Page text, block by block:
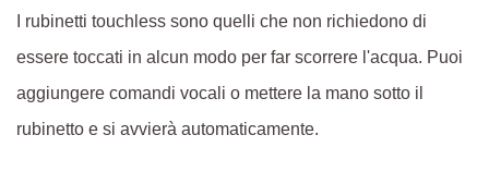
I rubinetti touchless sono quelli che non richiedono di
essere toccati in alcun modo per far scorrere l'acqua. Puoi
aggiungere comandi vocali o mettere la mano sotto il
rubinetto e si avvierà automaticamente.